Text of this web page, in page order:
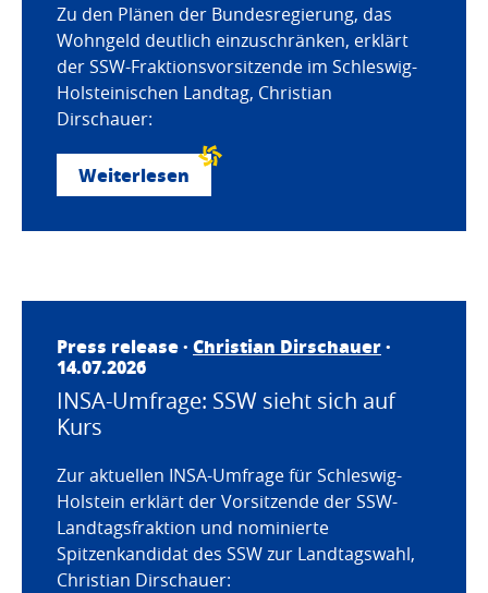
Zu den Plänen der Bundesregierung, das
Wohngeld deutlich einzuschränken, erklärt
der SSW-Fraktionsvorsitzende im Schleswig-
Holsteinischen Landtag, Christian
Dirschauer:
Weiterlesen
Press release · Christian Dirschauer·
14.07.2026
INSA-Umfrage: SSW sieht sich auf
Kurs
Zur aktuellen INSA-Umfrage für Schleswig-
Holstein erklärt der Vorsitzende der SSW-
Landtagsfraktion und nominierte
Spitzenkandidat des SSW zur Landtagswahl,
Christian Dirschauer: